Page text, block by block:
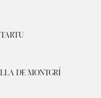
DE MONTGRÍ